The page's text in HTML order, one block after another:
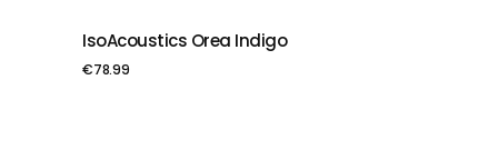
PIEVIENOT GROZAM
IsoAcoustics Orea Indigo
€78.99